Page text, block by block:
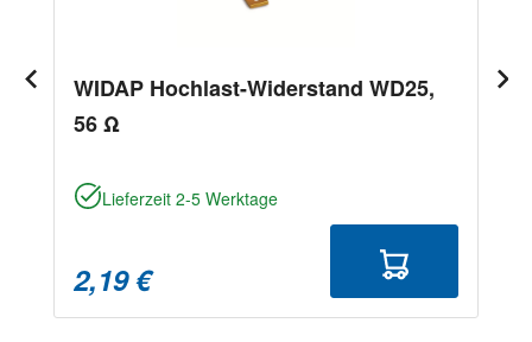
WIDAP Hochlast-Widerstand WD25,
56 Ω
Lieferzeit 2-5 Werktage
2,19 €